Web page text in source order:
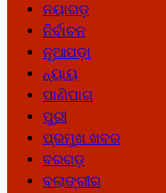
ନୟାଗଡ଼
ନିର୍ବାଚନ
ନୂଆପଡ଼ା
ନ୍ୟାୟ
ପାଣିପାଗ
ପୁରୀ
ପ୍ରମୁଖ ଖବର
ବରଗଡ଼
ବଲାଙ୍ଗୀର